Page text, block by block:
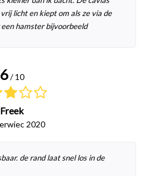
licht en kiept om als ze via de
hamster bijvoorbeeld
6 / 10
Freek
2020
de rand laat snel los in de